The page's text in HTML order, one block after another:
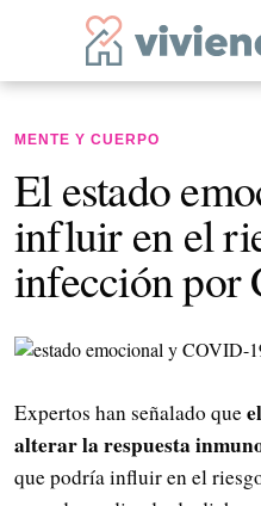
MENTE Y CUERPO
El estado
influir en el
infección por
Expertos han señalado que
alterar la respuesta
que podría influir en el